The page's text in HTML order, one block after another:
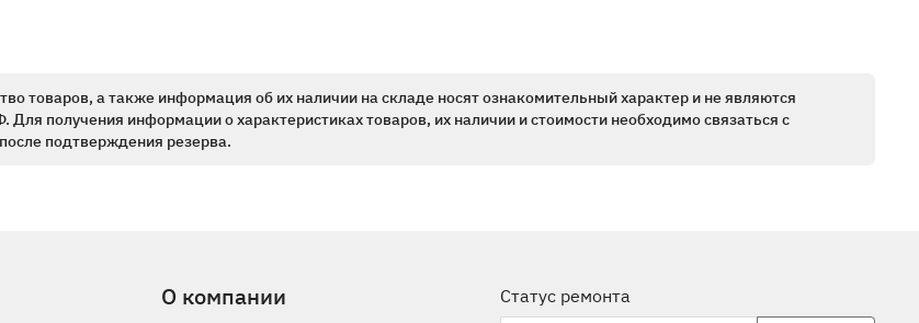
товаров, а также информация об их наличии на складе носят ознакомительный характер и не являются
получения информации о характеристиках товаров, их наличии и стоимости необходимо связаться с
подтверждения резерва.
О компании Статус ремонта